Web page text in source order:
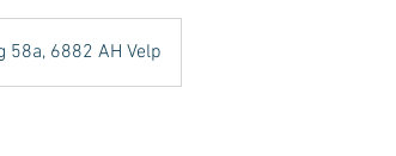
58a, 6882 AH Velp